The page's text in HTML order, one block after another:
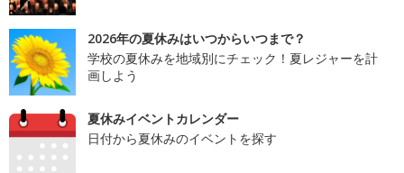
2026年の夏休みはいつからいつまで？
学校の夏休みを地域別にチェック！夏レジャーを計
画しよう
夏休みイベントカレンダー
日付から夏休みのイベントを探す